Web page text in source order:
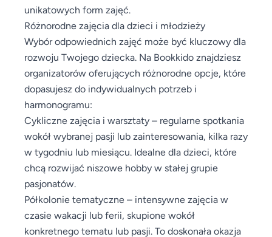
unikatowych form zajęć.
Różnorodne zajęcia dla dzieci i młodzieży
Wybór odpowiednich zajęć może być kluczowy dla
rozwoju Twojego dziecka. Na Bookkido znajdziesz
organizatorów oferujących różnorodne opcje, które
dopasujesz do indywidualnych potrzeb i
harmonogramu:
Cykliczne zajęcia i warsztaty – regularne spotkania
wokół wybranej pasji lub zainteresowania, kilka razy
w tygodniu lub miesiącu. Idealne dla dzieci, które
chcą rozwijać niszowe hobby w stałej grupie
pasjonatów.
Półkolonie tematyczne – intensywne zajęcia w
czasie wakacji lub ferii, skupione wokół
konkretnego tematu lub pasji. To doskonała okazja